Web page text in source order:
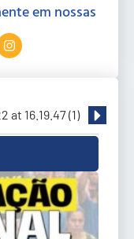
em nossas